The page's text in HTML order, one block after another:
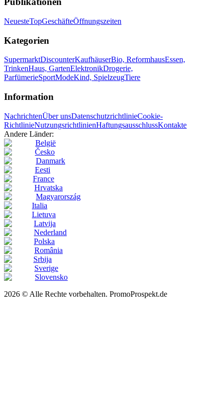
NeuesteTopGeschäfteÖffnungszeiten
Kategorien
SupermarktDiscounterKaufhäuserBio, ReformhausEssen,
TrinkenHaus, GartenElektronikDrogerie,
ParfümerieSportModeKind, SpielzeugTiere
Information
NachrichtenÜber unsDatenschutzrichtlinieCookie-
RichtlinieNutzungsrichtlinienHaftungsausschlussKontakte
Andere Länder:
België
Česko
Danmark
Eesti
France
Hrvatska
Magyarország
Italia
Lietuva
Latvija
Nederland
Polska
România
Srbija
Sverige
Slovensko
2026 © Alle Rechte vorbehalten. PromoProspekt.de